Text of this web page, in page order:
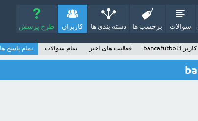
سوالات برچسب ها دسته بندی ها کاربران طرح پرسش
کاربر bancafutbol1 فعالیت های اخیر تمام سوالات تمام پاسخ ها